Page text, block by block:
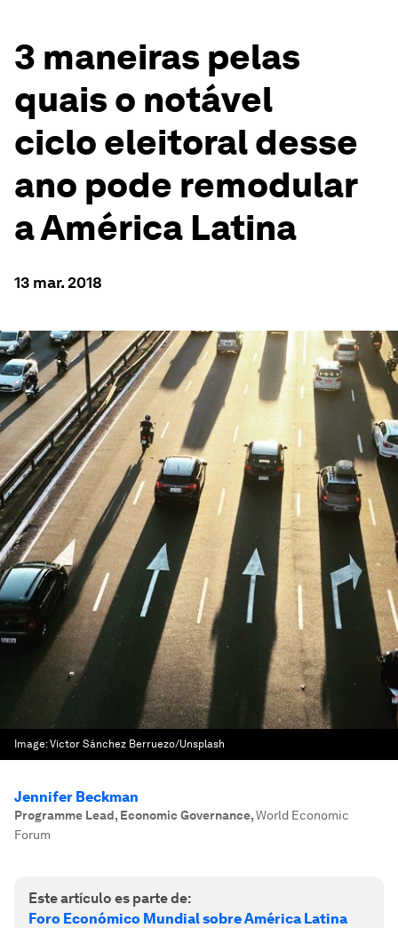
3 maneiras pelas
quais o notável
ciclo eleitoral desse
ano pode remodular
a América Latina
13 mar. 2018
Image:Victor Sánchez Berruezo/Unsplash
Jennifer Beckman
Programme Lead, Economic Governance,World Economic
Forum
Este artículo es parte de:
Foro Económico Mundial sobre América Latina